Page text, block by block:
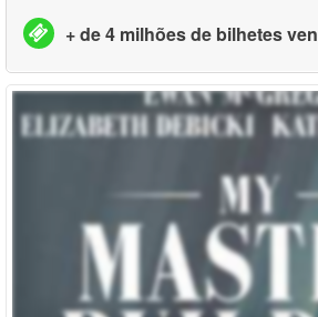
+ de 4 milhões de bilhetes